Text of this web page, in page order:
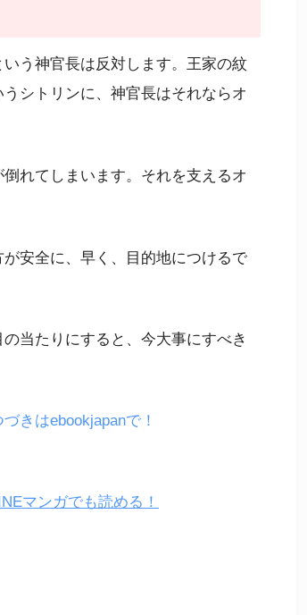
う神官長は反対します。王家の紋
シトリンに、神官長はそれならオ
れてしまいます。それを支えるオ
安全に、早く、目的地につけるで
当たりにすると、今大事にすべき
きはebookjapanで！
マンガでも読める！